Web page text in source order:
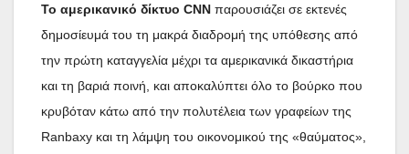
Το αμερικανικό δίκτυο CNN παρουσιάζει σε εκτενές
δημοσίευμά του τη μακρά διαδρομή της υπόθεσης από
την πρώτη καταγγελία μέχρι τα αμερικανικά δικαστήρια
και τη βαριά ποινή, και αποκαλύπτει όλο το βούρκο που
κρυβόταν κάτω από την πολυτέλεια των γραφείων της
Ranbaxy και τη λάμψη του οικονομικού της «θαύματος»,